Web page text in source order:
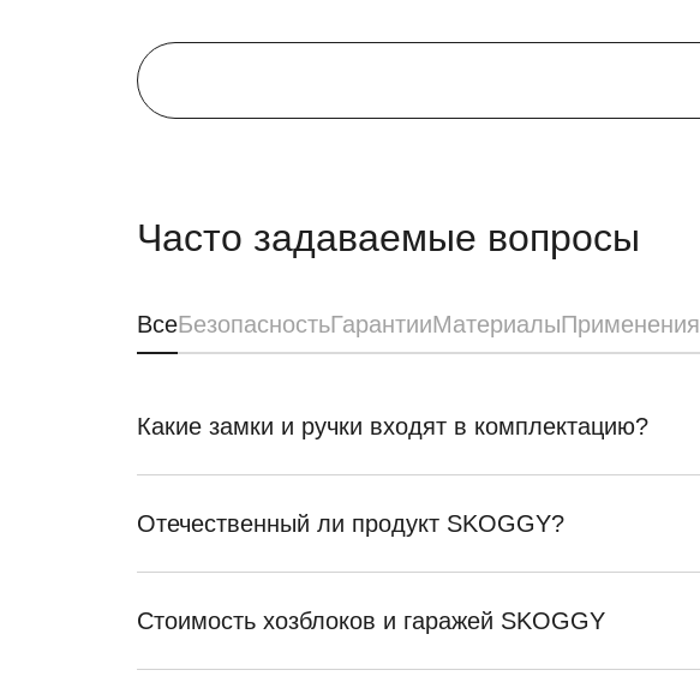
Часто задаваемые вопросы
ВсеБезопасностьГарантииМатериалыПрименения
Какие замки и ручки входят в комплектацию?
Отечественный ли продукт SKOGGY?
Стоимость хозблоков и гаражей SKOGGY